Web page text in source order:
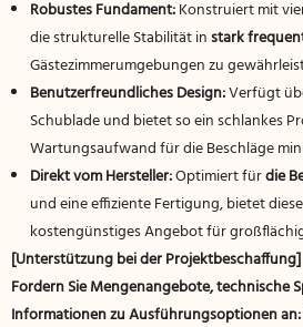
Robustes Fundament:Konstruiert mit
die strukturelle Stabilität instark
Gästezimmerumgebungen zu
Benutzerfreundliches Design:Verfügt
Schublade und bietet so ein schlankes
Wartungsaufwand für die Beschläge
Direkt vom Hersteller:Optimiert fürdie
und eine effiziente Fertigung, bietet
kostengünstiges Angebot für
[Unterstützung bei der Projektbeschaffung]
Fordern Sie Mengenangebote, technische
Informationen zu Ausführungsoptionen an: